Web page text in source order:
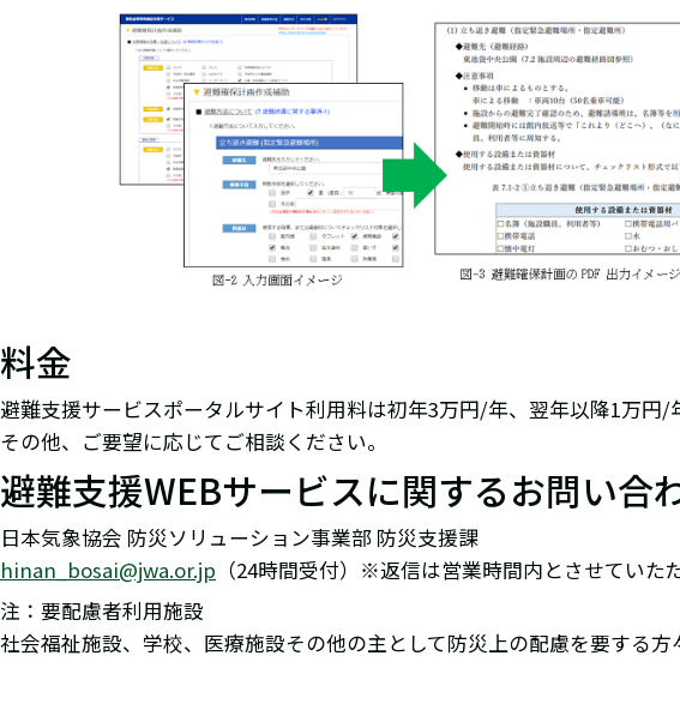
料金
避難支援サービスポータルサイト利用料は初年3万円/年、翌年以降1万円/
その他、ご要望に応じてご相談ください。
避難支援WEBサービスに関するお問い合
日本気象協会 防災ソリューション事業部 防災支援課
hinan_bosai@jwa.or.jp （24時間受付）※返信は営業時間内とさせていた
注：要配慮者利用施設
社会福祉施設、学校、医療施設その他の主として防災上の配慮を要する